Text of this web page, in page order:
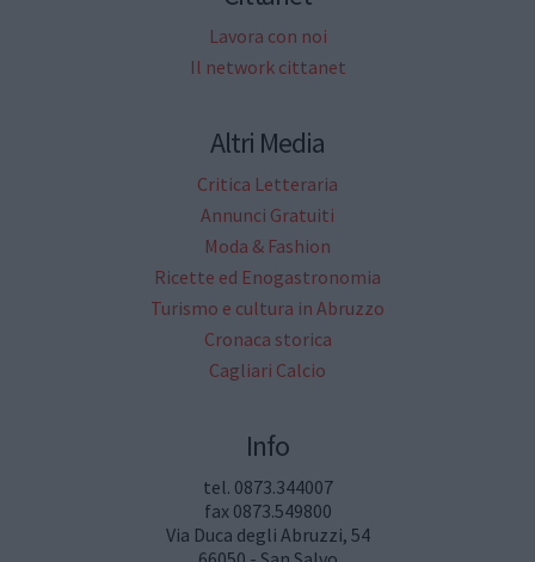
Lavora con noi
Il network cittanet
Altri Media
Critica Letteraria
Annunci Gratuiti
Moda & Fashion
Ricette ed Enogastronomia
Turismo e cultura in Abruzzo
Cronaca storica
Cagliari Calcio
Info
tel. 0873.344007
fax 0873.549800
Via Duca degli Abruzzi, 54